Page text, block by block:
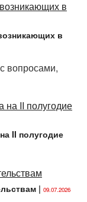
в
вопросами,
II полугодие
| 09.07.2026